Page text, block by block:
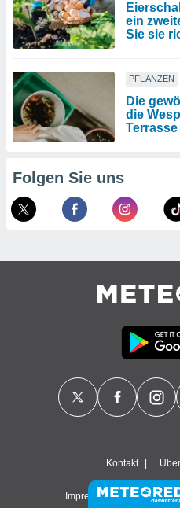
ein
Sie sie
PFLANZEN
Die
die
Folgen Sie uns
Kontakt
Impressum &